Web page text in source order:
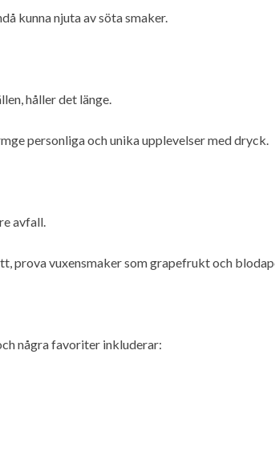
kunna njuta av söta smaker.
håller det länge.
personliga och unika upplevelser med dryck.
avfall.
prova vuxensmaker som grapefrukt och
några favoriter inkluderar: